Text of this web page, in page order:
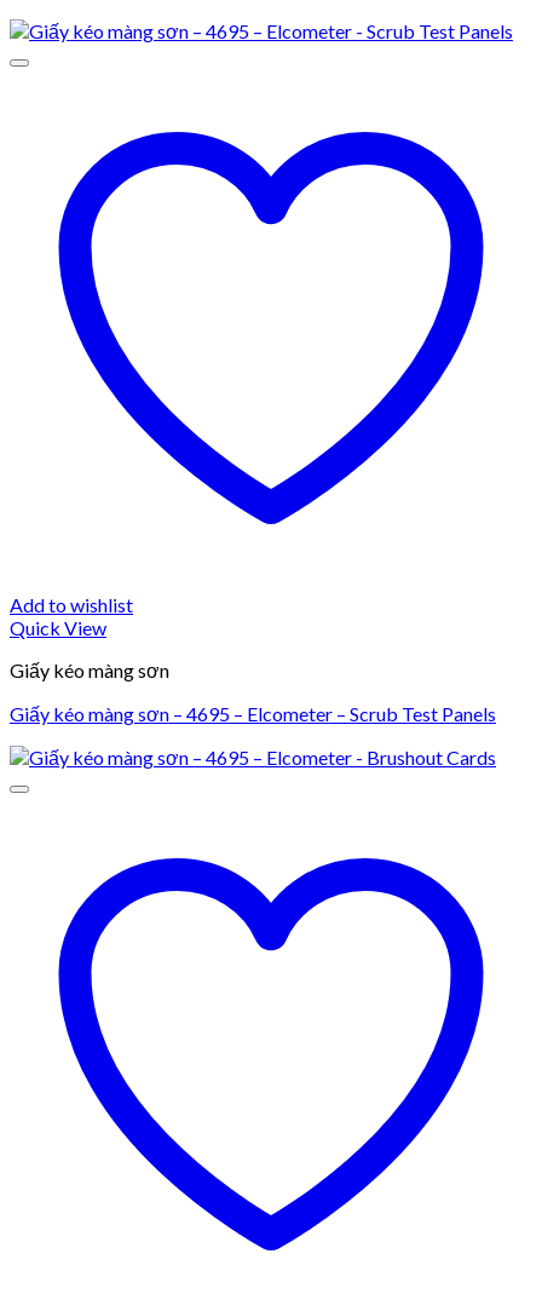
Add to wishlist
Quick View
Giấy kéo màng sơn
Giấy kéo màng sơn – 4695 – Elcometer – Scrub Test Panels